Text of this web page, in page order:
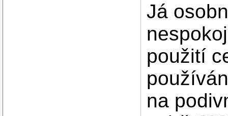
Já
použití
na